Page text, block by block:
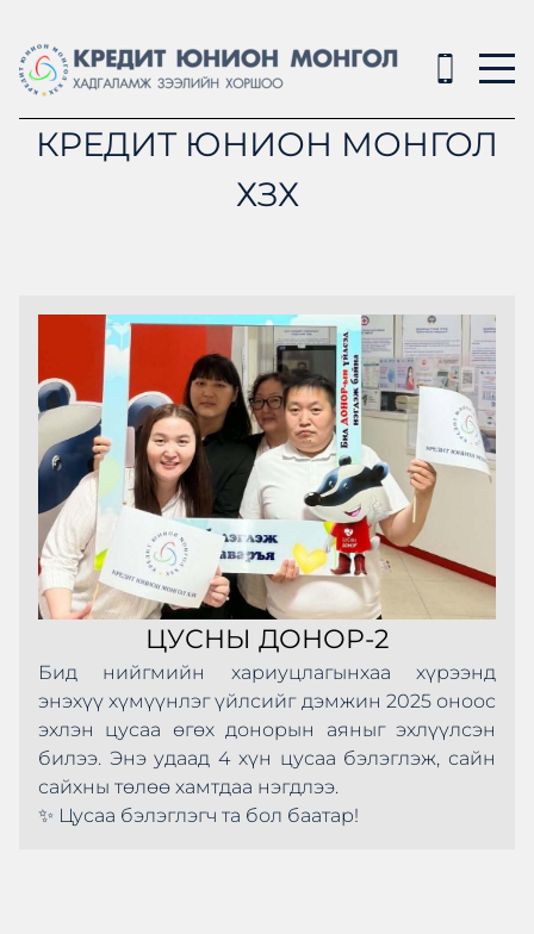
КРЕДИТ ЮНИОН МОНГОЛ
ХЗХ
ЦУСНЫ ДОНОР-2
Бид нийгмийн хариуцлагынхаа хүрээнд
энэхүү хүмүүнлэг үйлсийг дэмжин 2025 оноос
эхлэн цусаа өгөх донорын аяныг эхлүүлсэн
билээ. Энэ удаад 4 хүн цусаа бэлэглэж, сайн
сайхны төлөө хамтдаа нэгдлээ.
✨ Цусаа бэлэглэгч та бол баатар!